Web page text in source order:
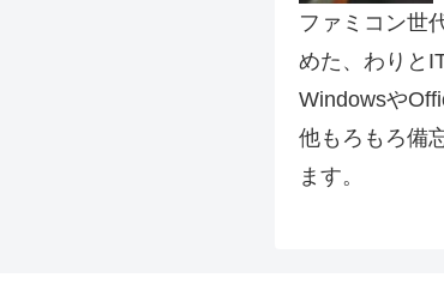
ファミコン世
めた、わりと
Windowsや
他もろもろ備
ます。